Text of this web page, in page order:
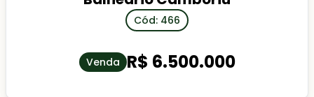
Cód: 466
Venda R$ 6.500.000